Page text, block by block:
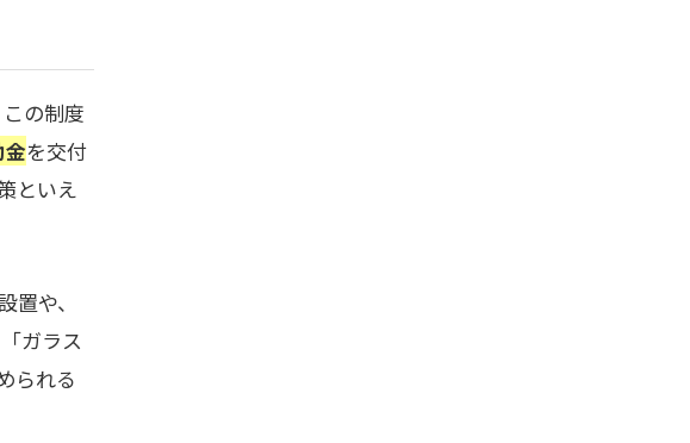
の制度
を交付
といえ
や、
ガラス
られる